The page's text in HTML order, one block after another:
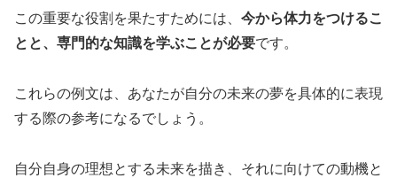
この重要な役割を果たすためには、 今から体力をつけるこ
とと、専門的な知識を学ぶことが必要です。
これらの例文は、あなたが自分の未来の夢を具体的に表現
する際の参考になるでしょう。
自分自身の理想とする未来を描き、それに向けての動機と